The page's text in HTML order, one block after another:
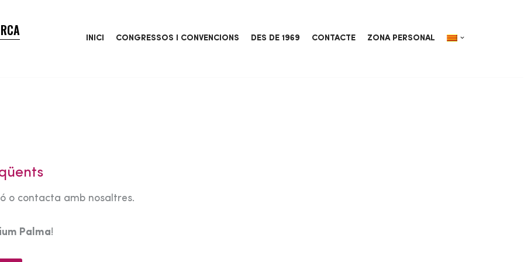
INICI CONGRESSOS I CONVENCIONS DES DE 1969 CONTACTE ZONA PERSONAL
o contacta amb nosaltres.
Palma!